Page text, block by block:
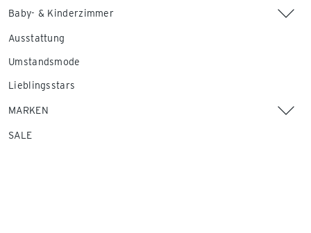
Baby- & Kinderzimmer
Ausstattung
Umstandsmode
Lieblingsstars
MARKEN
SALE